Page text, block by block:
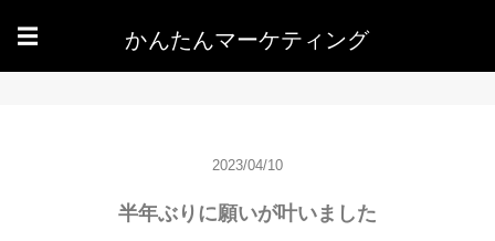
☰ かんたんマーケティング
2023/04/10
半年ぶりに願いが叶いました